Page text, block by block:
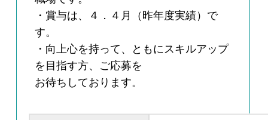
・賞与は、４．４月（昨年度実績）で
す。
・向上心を持って、ともにスキルアップ
を目指す方、ご応募を
お待ちしております。